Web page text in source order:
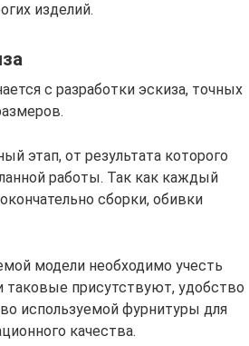
изделий.
с разработки эскиза, точных
этап, от результата которого
работы. Так как каждый
сборки, обивки
модели необходимо учесть
таковые присутствуют, удобство
используемой фурнитуры для
качества.